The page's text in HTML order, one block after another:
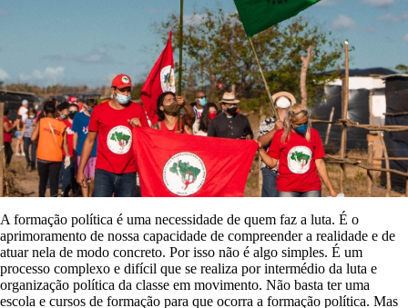
A formação política é uma necessidade de quem faz a luta. É o
aprimoramento de nossa capacidade de compreender a realidade e de
atuar nela de modo concreto. Por isso não é algo simples. É um
processo complexo e difícil que se realiza por intermédio da luta e
organização política da classe em movimento. Não basta ter uma
escola e cursos de formação para que ocorra a formação política. Mas